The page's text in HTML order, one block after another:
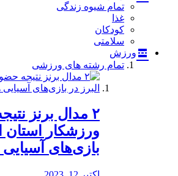
تمام شیوه زندگی
غذا
کودکان
سلامتی
ورزش
تمام رشته های ورزشی
ورزشکار استان
بازی‌های آسیایی